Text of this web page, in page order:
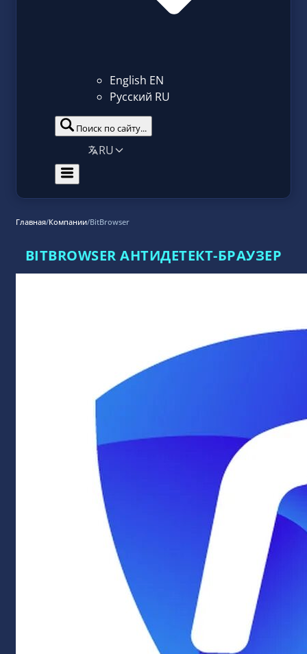
English EN
Русский RU
Поиск по сайту...
RU
Главная/Компании/BitBrowser
BITBROWSER АНТИДЕТЕКТ-БРАУЗЕР